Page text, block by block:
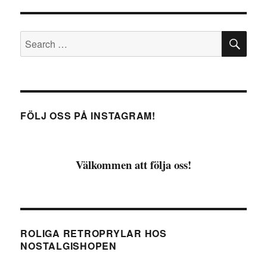
Search
for:
FÖLJ OSS PÅ INSTAGRAM!
Välkommen att följa oss!
ROLIGA RETROPRYLAR HOS
NOSTALGISHOPEN